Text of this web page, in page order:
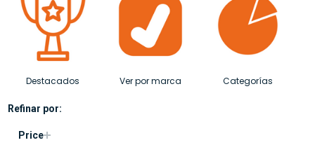
Destacados Ver por marca Categorías
Refinar por:
Price